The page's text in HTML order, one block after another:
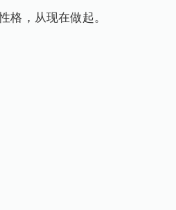
格，从现在做起。